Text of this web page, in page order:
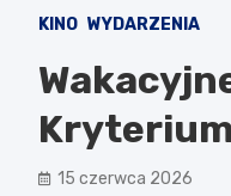
KINO WYDARZENIA
Kryterium
15 czerwca 2026